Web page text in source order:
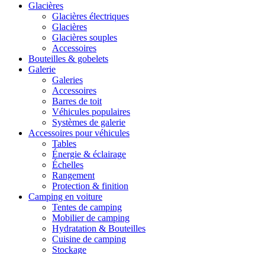
Glacières
Glacières électriques
Glacières
Glacières souples
Accessoires
Bouteilles & gobelets
Galerie
Galeries
Accessoires
Barres de toit
Véhicules populaires
Systèmes de galerie
Accessoires pour véhicules
Tables
Énergie & éclairage
Échelles
Rangement
Protection & finition
Camping en voiture
Tentes de camping
Mobilier de camping
Hydratation & Bouteilles
Cuisine de camping
Stockage